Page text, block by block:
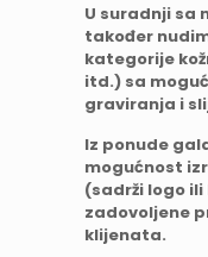
U suradnji sa
također
kategorije
itd.) sa
graviranja i
Iz ponude
mogućnost
(sadrži logo
zadovoljene
klijenata.